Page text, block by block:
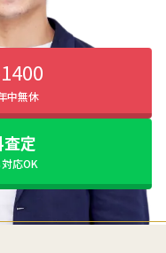
中無休
定
応OK